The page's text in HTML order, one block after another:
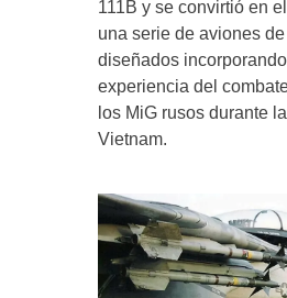
111B y se convirtió en
una serie de aviones
diseñados
experiencia del
los MiG rusos durante
Vietnam.